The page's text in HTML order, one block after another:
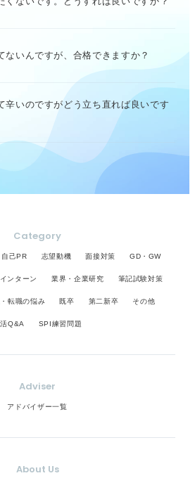
ないんですが、合格できますか？
辛いのですがどう立ち直れば良いです
Category
自己PR 志望動機 面接対策 GD・GW
インターン 業界・企業研究 筆記試験対策
転職の悩み 既卒 第二新卒 その他
Q&A SPI練習問題
Adviser
アドバイザー一覧
About Us